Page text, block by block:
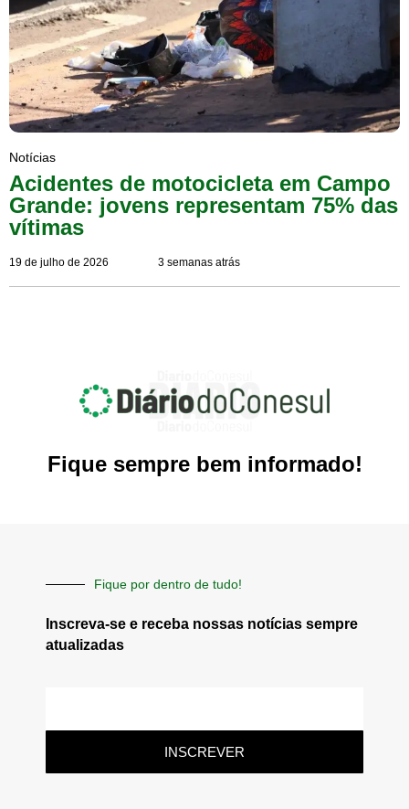
Notícias
Acidentes de motocicleta em Campo
Grande: jovens representam 75% das
vítimas
19 de julho de 2026 3 semanas atrás
Fique sempre bem informado!
Fique por dentro de tudo!
Inscreva-se e receba nossas notícias sempre
atualizadas
INSCREVER